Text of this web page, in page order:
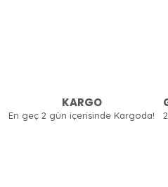
KARGO
En geç 2 gün içerisinde Kargoda!